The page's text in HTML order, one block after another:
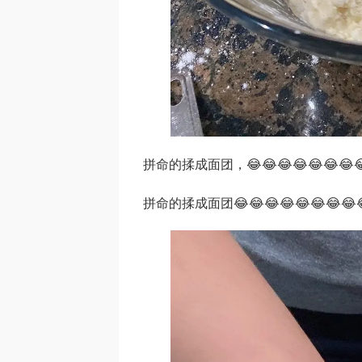
拼命的揉成面团，
拼命的揉成面团